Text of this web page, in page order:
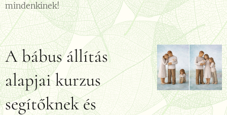
mindenkinek!
A bábus állítás
alapjai kurzus
segítőknek és